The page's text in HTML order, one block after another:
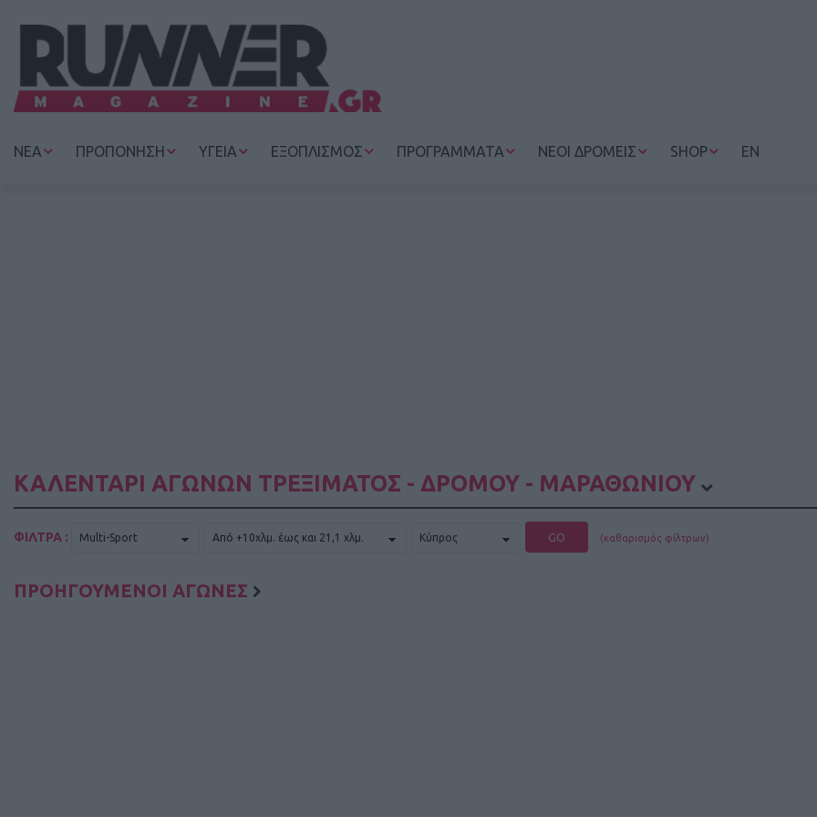
ΝΕΑ ΠΡΟΠΟΝΗΣΗ ΥΓΕΙΑ ΕΞΟΠΛΙΣΜΟΣ ΠΡΟΓΡΑΜΜΑΤΑ ΝΕΟΙ ΔΡΟΜΕΙΣ SHOP EN
ΚΑΛΕΝΤΑΡΙ ΑΓΩΝΩΝ ΤΡΕΞΙΜΑΤΟΣ - ΔΡΟΜΟΥ - ΜΑΡΑΘΩΝΙΟΥ
ΦΙΛΤΡΑ : GO (καθαρισμός φίλτρων)
ΠΡΟΗΓΟΥΜΕΝΟΙ ΑΓΩΝΕΣ